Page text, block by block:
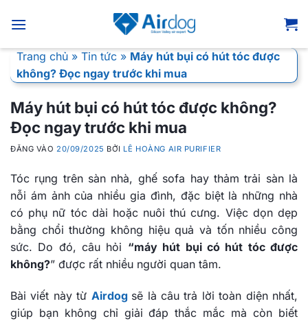
qua
dungTrang chủ » Tin tức » Máy hút bụi có hút tóc được
không? Đọc ngay trước khi mua
Máy hút bụi có hút tóc được không?
Đọc ngay trước khi mua
ĐĂNG VÀO20/09/2025 BỞI LÊ HOÀNG AIR PURIFIER
Tóc rụng trên sàn nhà, ghế sofa hay thảm trải sàn là
nỗi ám ảnh của nhiều gia đình, đặc biệt là những nhà
có phụ nữ tóc dài hoặc nuôi thú cưng. Việc dọn dẹp
bằng chổi thường không hiệu quả và tốn nhiều công
sức. Do đó, câu hỏi “máy hút bụi có hút tóc được
không?” được rất nhiều người quan tâm.
Bài viết này từ Airdog sẽ là câu trả lời toàn diện nhất,
giúp bạn không chỉ giải đáp thắc mắc mà còn biết